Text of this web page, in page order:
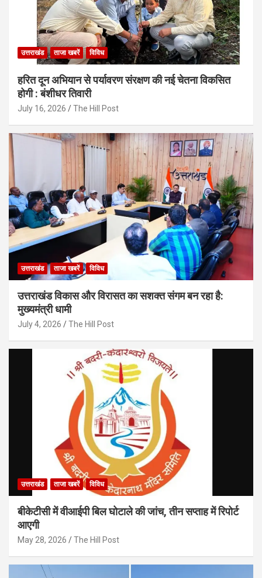
उत्तराखंड ताजा खबरें विविध
हरित दून अभियान से पर्यावरण संरक्षण की नई चेतना विकसित
होगी : बंशीधर तिवारी
July 16, 2026 The Hill Post
उत्तराखंड ताजा खबरें विविध
उत्तराखंड विकास और विरासत का सशक्त संगम बन रहा है:
मुख्यमंत्री धामी
July 4, 2026 The Hill Post
उत्तराखंड ताजा खबरें विविध
बीकेटीसी में वीआईपी बिल घोटाले की जांच, तीन सप्ताह में रिपोर्ट
आएगी
May 28, 2026 The Hill Post